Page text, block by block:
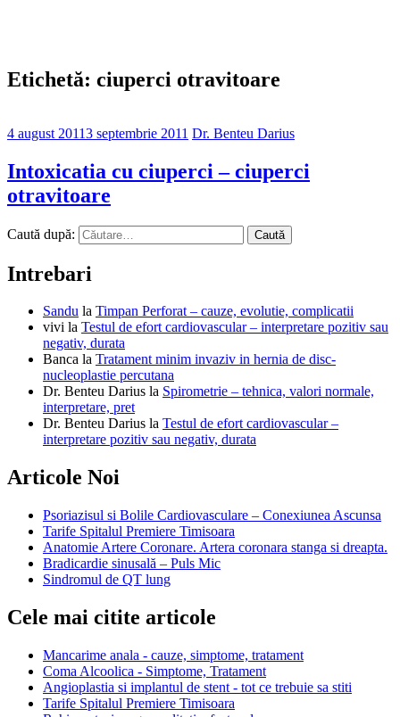
Etichetă: ciuperci otravitoare
4 august 20113 septembrie 2011 Dr. Benteu Darius
Intoxicatia cu ciuperci – ciuperci
otravitoare
Caută după:
Intrebari
Sandu la Timpan Perforat – cauze, evolutie, complicatii
vivi la Testul de efort cardiovascular – interpretare pozitiv sau
negativ, durata
Banca la Tratament minim invaziv in hernia de disc-
nucleoplastie percutana
Dr. Benteu Darius la Spirometrie – tehnica, valori normale,
interpretare, pret
Dr. Benteu Darius la Testul de efort cardiovascular –
interpretare pozitiv sau negativ, durata
Articole Noi
Psoriazisul si Bolile Cardiovasculare – Conexiunea Ascunsa
Tarife Spitalul Premiere Timisoara
Anatomie Artere Coronare. Artera coronara stanga si dreapta.
Bradicardie sinusală – Puls Mic
Sindromul de QT lung
Cele mai citite articole
Mancarime anala - cauze, simptome, tratament
Coma Alcoolica - Simptome, Tratament
Angioplastia si implantul de stent - tot ce trebuie sa stiti
Tarife Spitalul Premiere Timisoara